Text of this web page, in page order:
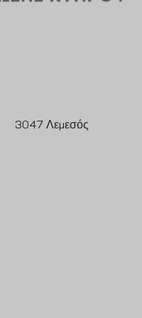
Λεμεσός